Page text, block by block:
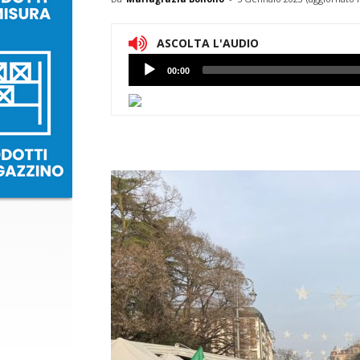
ASCOLTA L'AUDIO
Lettore
Audio
00:00